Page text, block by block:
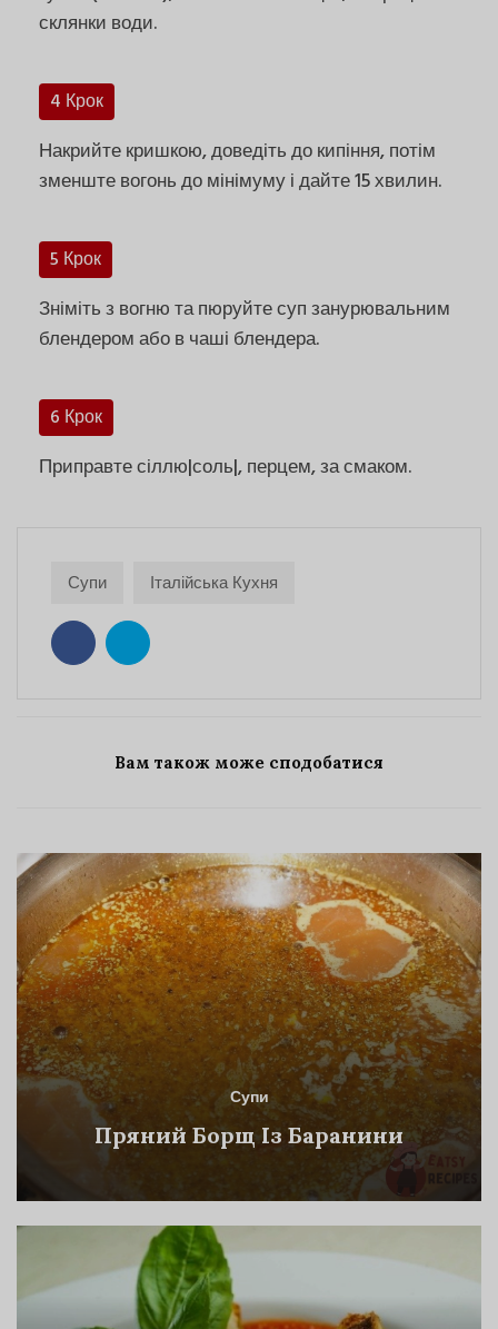
склянки води.
4 Крок
Накрийте кришкою, доведіть до кипіння, потім
зменште вогонь до мінімуму і дайте 15 хвилин.
5 Крок
Зніміть з вогню та пюруйте суп занурювальним
блендером або в чаші блендера.
6 Крок
Приправте сіллю|соль|, перцем, за смаком.
Супи Італійська Кухня
Вам також може сподобатися
Супи
Пряний Борщ Із Баранини